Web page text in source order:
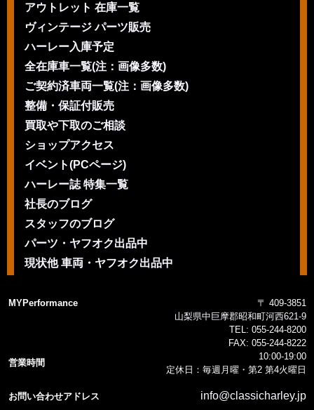
アウトレット 在庫一覧
ヴィンテージ パーツ販売
ハーレー入庫予定
全在庫車一覧(注：画像多数)
ご契約済車両一覧(注：画像多数)
整備・保証付販売
買取や下取のご相談
ショップアクセス
イベント(PCページ)
ハーレー誌 特集一覧
社長のブログ
スタッフのブログ
パーツ・ヤフオク出品中
現状他 車両・ヤフオク出品中
MYPerformance
〒 409-3851
山梨県中巨摩郡昭和町河西621-9
TEL: 055-244-8200
FAX: 055-244-8222
営業時間
10:00-19:00
定休日：毎週月曜・第2 第4火曜日
お問い合わせアドレス info@classicharley.jp